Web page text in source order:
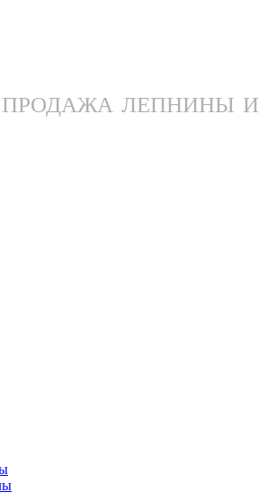
ПРОДАЖА ЛЕПНИНЫ